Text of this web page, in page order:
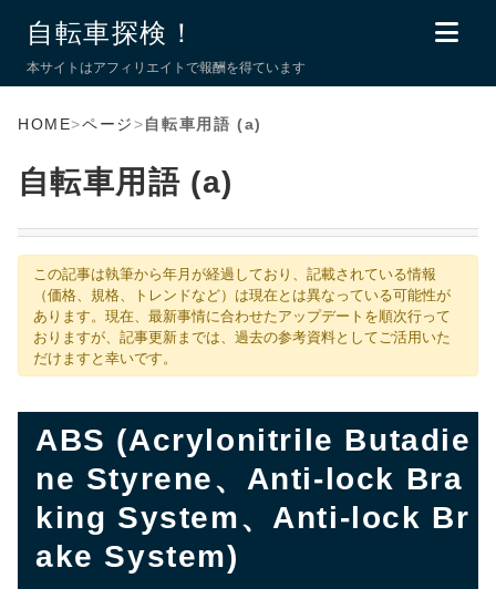
自転車探検！
本サイトはアフィリエイトで報酬を得ています
HOME>ページ>自転車用語 (a)
自転車用語 (a)
この記事は執筆から年月が経過しており、記載されている情報
（価格、規格、トレンドなど）は現在とは異なっている可能性が
あります。現在、最新事情に合わせたアップデートを順次行って
おりますが、記事更新までは、過去の参考資料としてご活用いた
だけますと幸いです。
ABS (Acrylonitrile Butadie
ne Styrene、Anti-lock Bra
king System、Anti-lock Br
ake System)